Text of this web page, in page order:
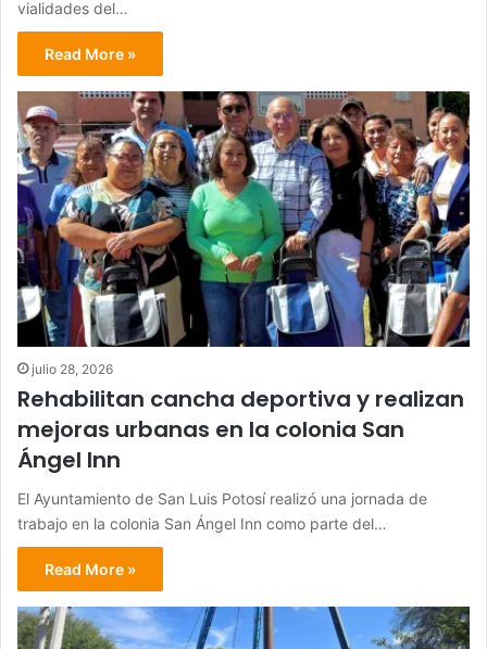
vialidades del…
Read More »
julio 28, 2026
Rehabilitan cancha deportiva y realizan
mejoras urbanas en la colonia San
Ángel Inn
El Ayuntamiento de San Luis Potosí realizó una jornada de
trabajo en la colonia San Ángel Inn como parte del…
Read More »